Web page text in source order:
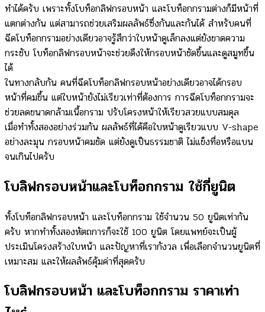
ทำได้ครับ เพราะทั้งโบท็อกลิฟกรอบหน้า และโบท็อกกรามต่างก็มีหน้าที่
แตกต่างกัน แต่สามารถช่วยเสริมผลลัพธ์ซึ่งกันและกันได้ สำหรับคนที่
ฉีดโบท็อกกรามอย่างเดียวอาจรู้สึกว่าใบหน้าดูเล็กลงแต่ยังขาดความ
กระชับ โบท็อกลิฟกรอบหน้าจะช่วยดึงให้กรอบหน้าชัดขึ้นและดูสมูทขึ้น
ได้
ในทางกลับกัน คนที่ฉีดโบท็อกลิฟกรอบหน้าอย่างเดียวอาจได้กรอบ
หน้าที่คมขึ้น แต่ใบหน้ายังไม่เรียวเท่าที่ต้องการ การฉีดโบท็อกกรามจะ
ช่วยลดขนาดกล้ามเนื้อกราม ปรับโครงหน้าให้เรียวสวยแบบสมดุล
เมื่อทำทั้งสองอย่างร่วมกัน ผลลัพธ์ที่ได้คือใบหน้าดูเรียวแบบ V-shape
อย่างละมุน กรอบหน้าคมชัด แต่ยังดูเป็นธรรมชาติ ไม่แข็งทื่อหรือแบน
จนเกินไปครับ
โบลิฟกรอบหน้าและโบท็อกกราม ใช้กี่ยูนิต
ทั้งโบท็อกลิฟกรอบหน้า และโบท็อกกราม ใช้จำนวน 50 ยูนิตเท่ากัน
ครับ หากทำทั้งสองหัตถการก็จะใช้ 100 ยูนิต โดยแพทย์จะเป็นผู้
ประเมินโครงสร้างใบหน้า และปัญหาที่เรากังวล เพื่อเลือกจำนวนยูนิตที่
เหมาะสม และให้ผลลัพธ์คุ้มค่าที่สุดครับ
โบลิฟกรอบหน้า และโบท็อกกราม ราคาเท่า